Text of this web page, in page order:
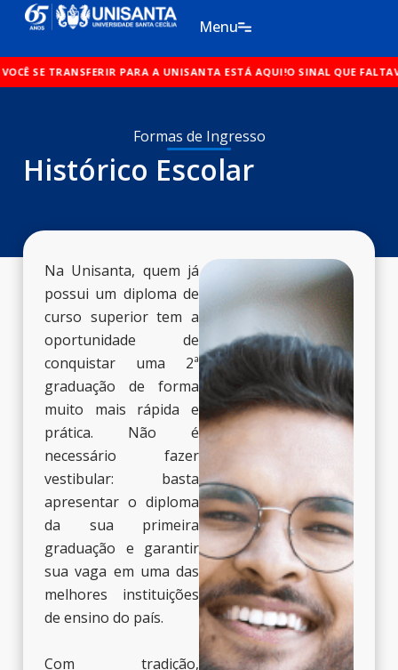
o
conteúdo
Menu
PARA A UNISANTA ESTÁ AQUI!O SINAL QUE FALTAVA PARA VOCÊ
Formas de Ingresso
Histórico Escolar
Na Unisanta, quem já
possui um diploma de
curso superior tem a
oportunidade de
conquistar uma 2ª
graduação de forma
muito mais rápida e
prática. Não é
necessário fazer
vestibular: basta
apresentar o diploma
da sua primeira
graduação e garantir
sua vaga em uma das
melhores instituições
de ensino do país.
Com tradição,